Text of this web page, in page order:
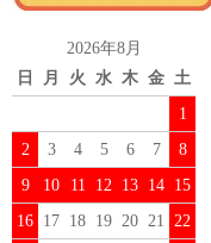
2026年8月
日
月 火 水 木 金 土
1
2
3 4 5 6 7
8
9
10 11 12 13 14 15
16 17 18 19 20 21 22